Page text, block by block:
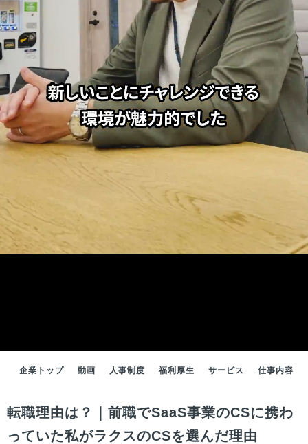
企業トップ 動画 人事制度 福利厚生 サービス 仕事内容
転職理由は？｜前職でSaaS事業のCSに携わ
っていた私がラクスのCSを選んだ理由